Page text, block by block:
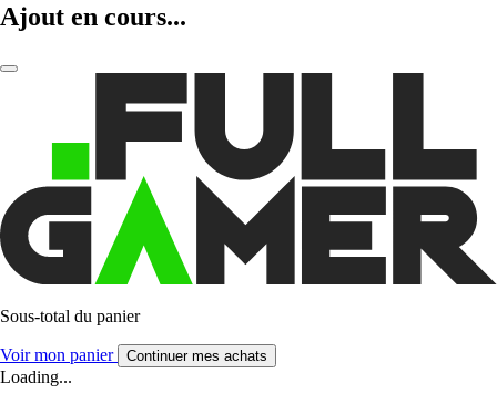
Ajout en cours...
Sous-total du panier
Voir mon panier Continuer mes achats
Loading...